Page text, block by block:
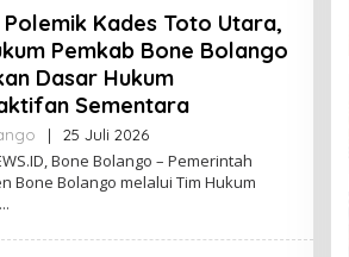
O
N
Kades Toto Utara,
Pemkab Bone Bolango
Dasar Hukum
Sementara
| 25 Juli 2026O
E
H
Bone Bolango – Pemerintah
Bone Bolango melalui Tim Hukum